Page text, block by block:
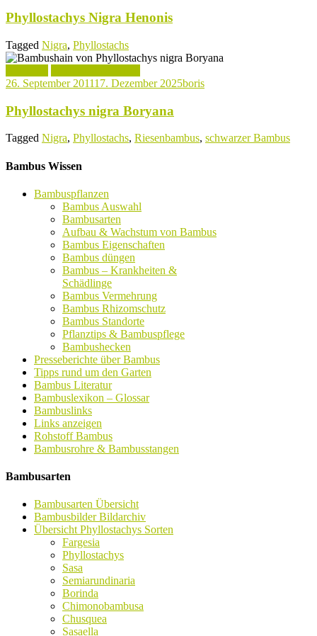
Phyllostachys Nigra Henonis
Tagged Nigra, Phyllostachs
26. September 201117. Dezember 2025boris
Phyllostachys nigra Boryana
Tagged Nigra, Phyllostachs, Riesenbambus, schwarzer Bambus
Bambus Wissen
Bambuspflanzen
Bambus Auswahl
Bambusarten
Aufbau & Wachstum von Bambus
Bambus Eigenschaften
Bambus düngen
Bambus – Krankheiten &
Schädlinge
Bambus Vermehrung
Bambus Rhizomschutz
Bambus Standorte
Pflanztips & Bambuspflege
Bambushecken
Presseberichte über Bambus
Tipps rund um den Garten
Bambus Literatur
Bambuslexikon – Glossar
Bambuslinks
Links anzeigen
Rohstoff Bambus
Bambusrohre & Bambusstangen
Bambusarten
Bambusarten Übersicht
Bambusbilder Bildarchiv
Übersicht Phyllostachys Sorten
Fargesia
Phyllostachys
Sasa
Semiarundinaria
Borinda
Chimonobambusa
Chusquea
Sasaella